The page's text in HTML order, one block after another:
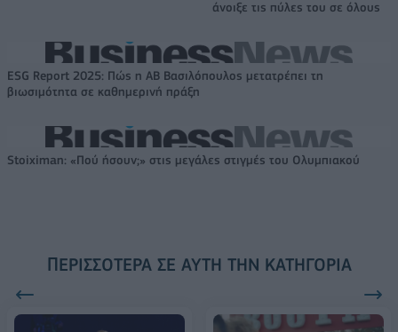
άνοιξε τις πύλες του σε όλους
ESG Report 2025: Πώς η ΑΒ Βασιλόπουλος μετατρέπει τη
βιωσιμότητα σε καθημερινή πράξη
Stoiximan: «Πού ήσουν;» στις μεγάλες στιγμές του Ολυμπιακού
ΠΕΡΙΣΣΌΤΕΡΑ ΣΕ ΑΥΤΉ ΤΗΝ ΚΑΤΗΓΟΡΊΑ